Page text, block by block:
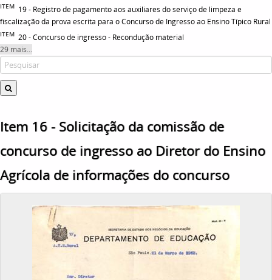
ITEM 19 - Registro de pagamento aos auxiliares do serviço de limpeza e
fiscalização da prova escrita para o Concurso de Ingresso ao Ensino Típico Rural
ITEM 20 - Concurso de ingresso - Recondução material
29 mais...
Item 16 - Solicitação da comissão de
concurso de ingresso ao Diretor do Ensino
Agrícola de informações do concurso